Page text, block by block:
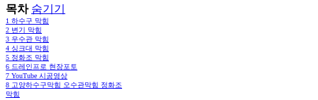
목차 숨기기
1 하수구 막힘
2 변기 막힘
3 우수관 막힘
4 싱크대 막힘
5 정화조 막힘
6 드레인프로 현장포토
7 YouTube 시공영상
8 고양하수구막힘 오수관막힘 정화조
막힘